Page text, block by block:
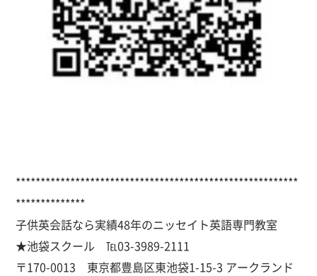
*********************************************************
**************
子供英会話なら実績48年のニッセイト英語専門教室
★池袋スクール ℡03-3989-2111
〒170-0013 東京都豊島区東池袋1-15-3 アークランド